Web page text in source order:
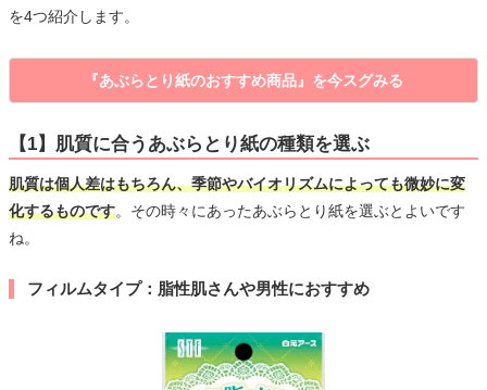
を4つ紹介します。
『あぶらとり紙のおすすめ商品』を今スグみる
【1】肌質に合うあぶらとり紙の種類を選ぶ
肌質は個人差はもちろん、季節やバイオリズムによっても微妙に変
化するものです。その時々にあったあぶらとり紙を選ぶとよいです
ね。
フィルムタイプ：脂性肌さんや男性におすすめ